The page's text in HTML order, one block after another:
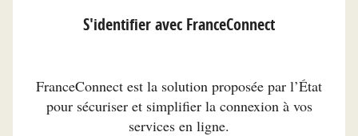
S'identifier avec FranceConnect
FranceConnect est la solution proposée par l’État
pour sécuriser et simplifier la connexion à vos
services en ligne.